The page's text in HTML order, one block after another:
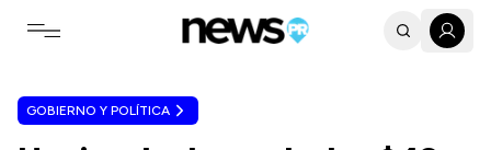
Toggle navigation menu
GOBIERNO Y POLÍTICA